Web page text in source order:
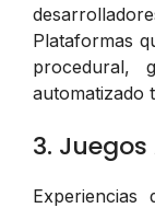
Plataformas
procedural,
automatizado
3.